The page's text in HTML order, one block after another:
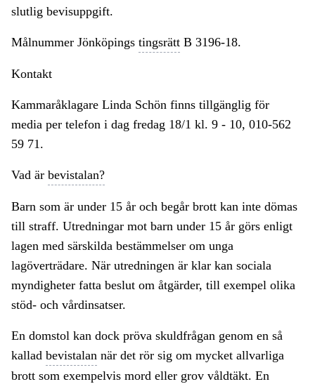
slutlig bevisuppgift.
Målnummer Jönköpings tingsrätt B 3196-18.
Kontakt
Kammaråklagare Linda Schön finns tillgänglig för
media per telefon i dag fredag 18/1 kl. 9 - 10, 010-562
59 71.
Vad är bevistalan?
Barn som är under 15 år och begår brott kan inte dömas
till straff. Utredningar mot barn under 15 år görs enligt
lagen med särskilda bestämmelser om unga
lagöverträdare. När utredningen är klar kan sociala
myndigheter fatta beslut om åtgärder, till exempel olika
stöd- och vårdinsatser.
En domstol kan dock pröva skuldfrågan genom en så
kallad bevistalan när det rör sig om mycket allvarliga
brott som exempelvis mord eller grov våldtäkt. En